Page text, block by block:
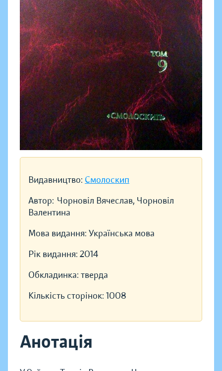
Видавництво: Смолоскип
Автор: Чорновіл Вячеслав, Чорновіл
Валентина
Мова видання: Українська мова
Рік видання: 2014
Обкладинка: тверда
Кількість сторінок: 1008
Анотація